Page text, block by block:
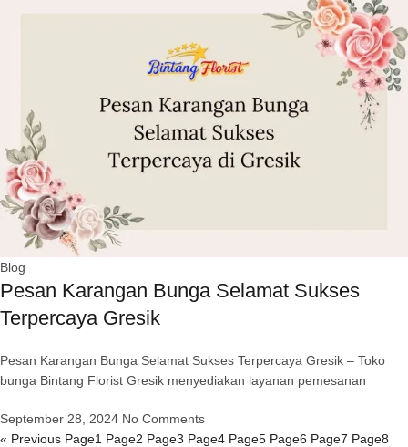
Blog
Pesan Karangan Bunga Selamat Sukses
Terpercaya Gresik
Pesan Karangan Bunga Selamat Sukses Terpercaya Gresik – Toko
bunga Bintang Florist Gresik menyediakan layanan pemesanan
September 28, 2024 No Comments
« Previous Page1 Page2 Page3 Page4 Page5 Page6 Page7 Page8